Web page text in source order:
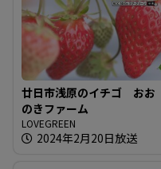
廿日市浅原のイチゴ おお
のきファーム
LOVEGREEN
2024年2月20日放送